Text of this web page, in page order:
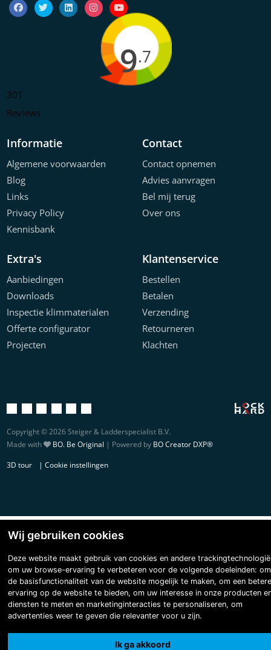
9.7
301
Reviews
Informatie
Algemene voorwaarden
Blog
Links
Privacy Policy
Kennisbank
Contact
Contact opnemen
Advies aanvragen
Bel mij terug
Over ons
Extra's
Aanbiedingen
Downloads
Inspectie klimmaterialen
Offerte configurator
Projecten
Klantenservice
Bestellen
Betalen
Verzending
Retourneren
Klachten
Copyright © 2026 Steiger & Ladderspecialist B.V.
Made with
BO. Be Original | Powered by BO Creator DXP®
3D tour
Cookie instellingen
Wij gebruiken cookies
Deze website maakt gebruik van cookies en andere
om uw browse-ervaring te verbeteren voor de volgende doeleinden: om
de basisfunctionaliteit van de website mogelijk te maken, om een betere
ervaring op de website te bieden, om uw interesse in onze producten
diensten te meten en marketinginteracties te personaliseren, om
advertenties weer te geven die relevanter voor u zijn.
Ik ga akkoord